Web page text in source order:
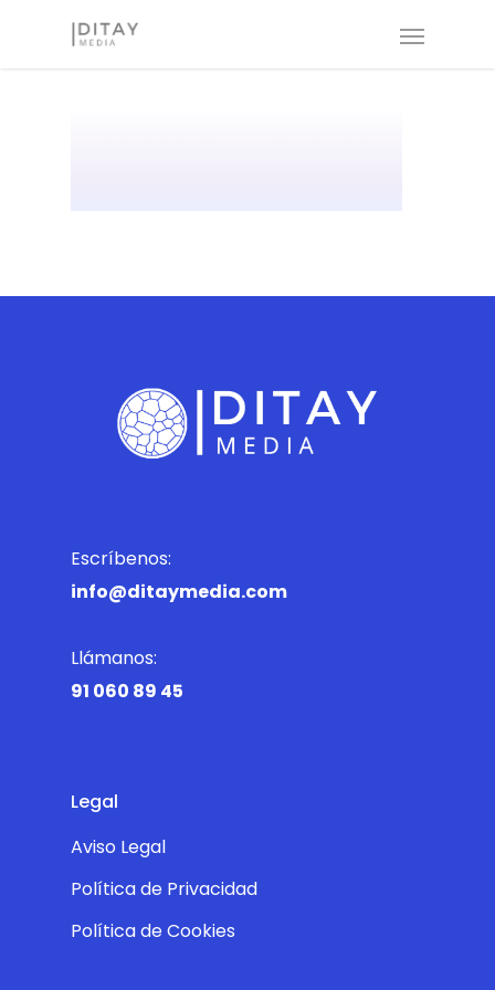
Escríbenos:
info@ditaymedia.com
Llámanos:
91 060 89 45
Legal
Aviso Legal
Política de Privacidad
Política de Cookies